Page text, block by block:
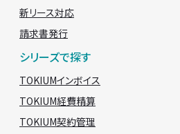
新リース対応
請求書発行
シリーズで探す
TOKIUMインボイス
TOKIUM経費精算
TOKIUM契約管理